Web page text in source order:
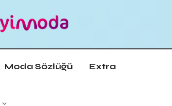
Moda Sözlüğü Extra